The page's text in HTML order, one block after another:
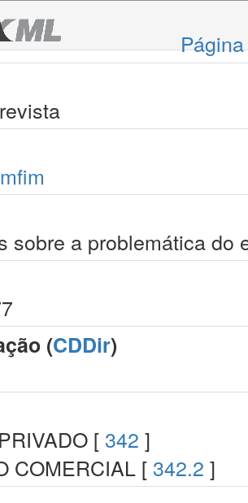
sobre a problemática do
(CDDir)
[ 342 ]
COMERCIAL [ 342.2 ]